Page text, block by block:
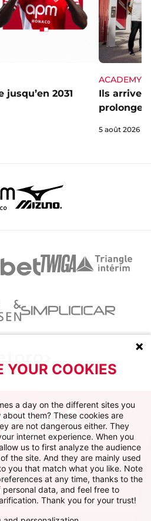
2031
ACADEMY
Ils
5 août 2026
Instagram
YoutubeTikTokTwitch
YOUR COOKIES
a day on the different sites you
them? These cookies are
are not dangerous either. They
internet experience. When you
us to first analyze the audience
the site. And they are mainly used
you that match what you like. Note
at any time, thanks to the
data, and feel free to
Thank you for your trust!